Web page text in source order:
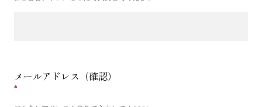
メールアドレス（確認）